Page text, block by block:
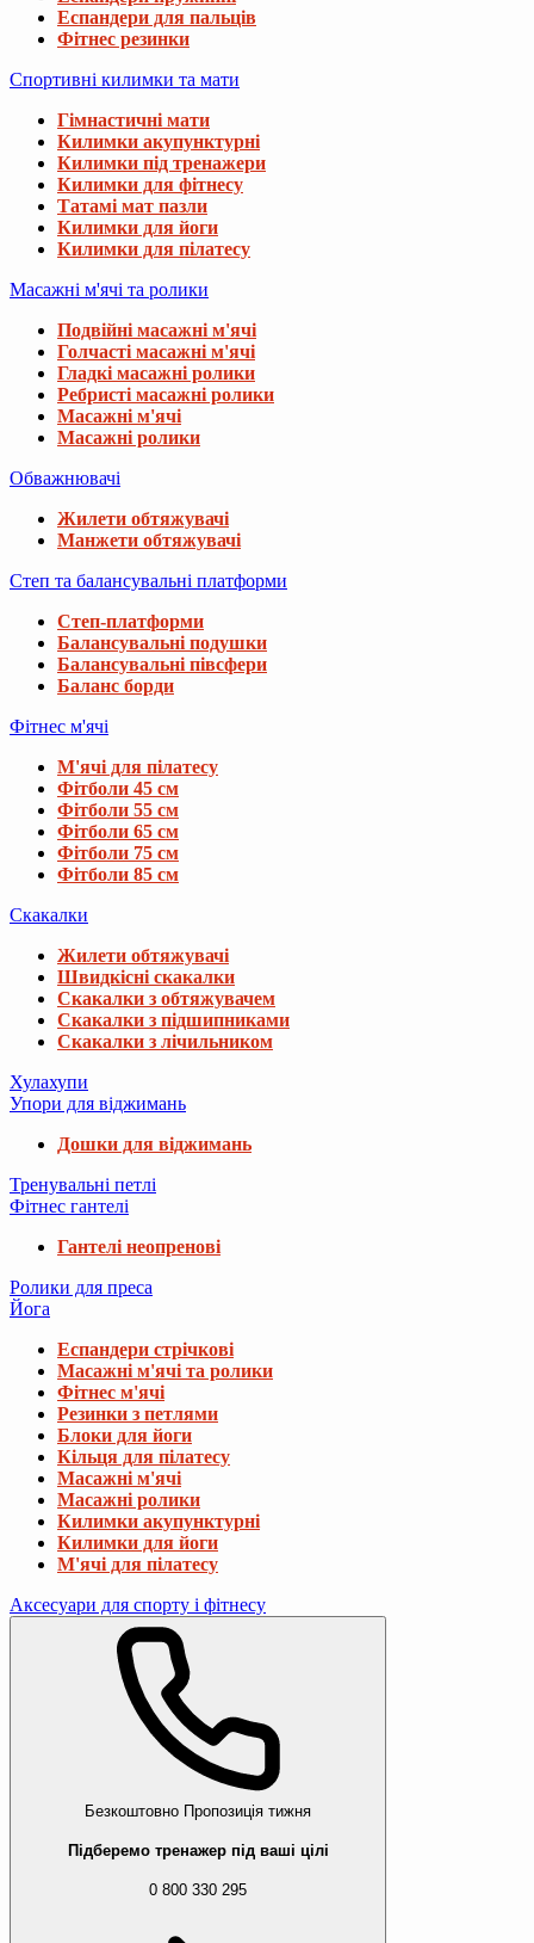
Еспандери для пальців
Фітнес резинки
Спортивні килимки та мати
Гімнастичні мати
Килимки акупунктурні
Килимки під тренажери
Килимки для фітнесу
Татамі мат пазли
Килимки для йоги
Килимки для пілатесу
Масажні м'ячі та ролики
Подвійні масажні м'ячі
Голчасті масажні м'ячі
Гладкі масажні ролики
Ребристі масажні ролики
Масажні м'ячі
Масажні ролики
Обважнювачі
Жилети обтяжувачі
Манжети обтяжувачі
Степ та балансувальні платформи
Степ-платформи
Балансувальні подушки
Балансувальні півсфери
Баланс борди
Фітнес м'ячі
М'ячі для пілатесу
Фітболи 45 см
Фітболи 55 см
Фітболи 65 см
Фітболи 75 см
Фітболи 85 см
Скакалки
Жилети обтяжувачі
Швидкісні скакалки
Скакалки з обтяжувачем
Скакалки з підшипниками
Скакалки з лічильником
Хулахупи
Упори для віджимань
Дошки для віджимань
Тренувальні петлі
Фітнес гантелі
Гантелі неопренові
Ролики для преса
Йога
Еспандери стрічкові
Масажні м'ячі та ролики
Фітнес м'ячі
Резинки з петлями
Блоки для йоги
Кільця для пілатесу
Масажні м'ячі
Масажні ролики
Килимки акупунктурні
Килимки для йоги
М'ячі для пілатесу
Аксесуари для спорту і фітнесу
Безкоштовно Пропозиція тижня
Підберемо тренажер під ваші цілі
0 800 330 295